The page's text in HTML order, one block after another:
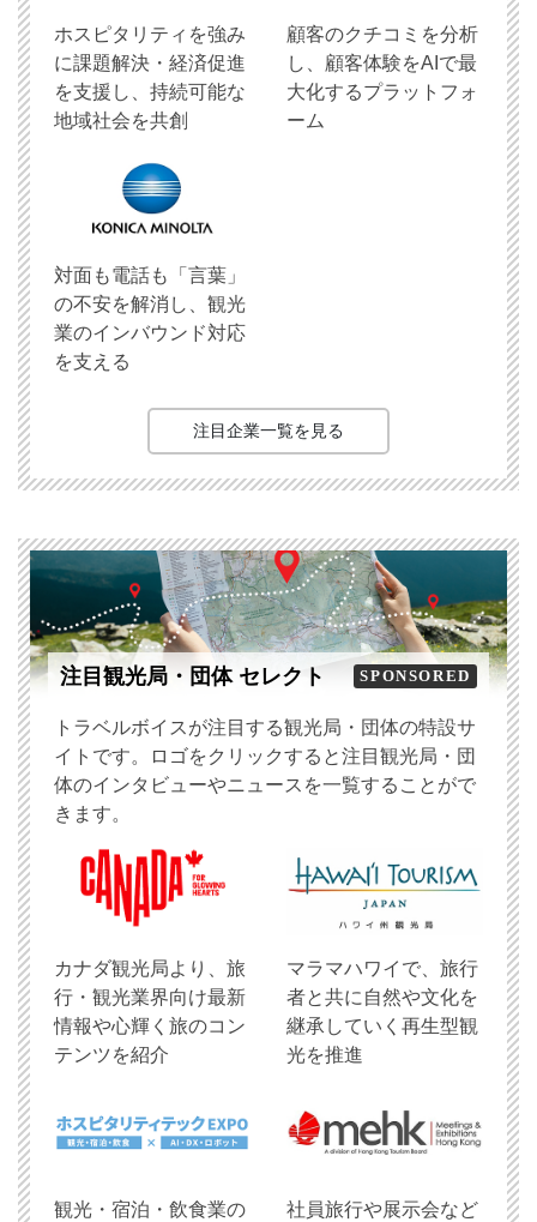
ホスピタリティを強み
に課題解決・経済促進
を支援し、持続可能な
地域社会を共創
顧客のクチコミを分析
し、顧客体験をAIで最
大化するプラットフォ
ーム
対面も電話も「言葉」
の不安を解消し、観光
業のインバウンド対応
を支える
注目企業一覧を見る
注目観光局・団体 セレクト SPONSORED
トラベルボイスが注目する観光局・団体の特設サ
イトです。ロゴをクリックすると注目観光局・団
体のインタビューやニュースを一覧することがで
きます。
​カナダ観光局より、旅
行・観光業界向け最新
情報や心輝く旅のコン
テンツを紹介
マラマハワイで、旅行
者と共に自然や文化を
継承していく再生型観
光を推進
観光・宿泊・飲食業の
社員旅行や展示会など